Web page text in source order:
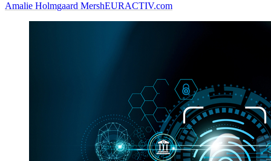
Amalie Holmgaard MershEURACTIV.com